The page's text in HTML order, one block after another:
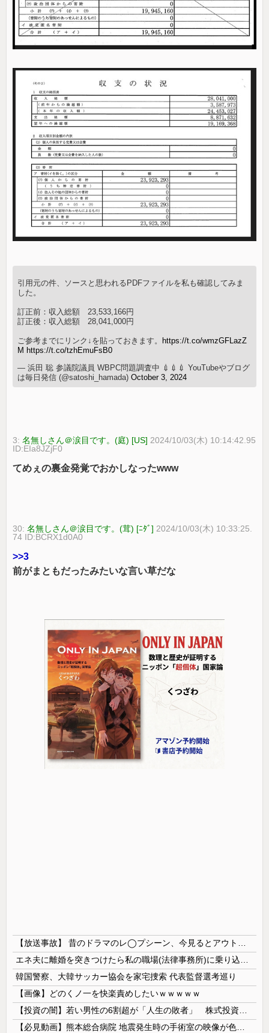
引用元の件、ソースと思われるPDFファイルを私も確認してみま
した。
訂正前：収入総額 23,533,166円
訂正後：収入総額 28,041,000円
ご参考までにリンク↓を貼っておきます。
https://t.co/wmzGFLazZ
M https://t.co/tzhEmuFsB0
— 浜田 聡 参議院議員 WBPC問題調査中 💉💉💉 YouTubeやブログ
は毎日発信 (@satoshi_hamada)October 3, 2024
3:名無しさん＠涙目です。(庭) [US] 2024/10/03(木) 10:14:42.95
ID:EIa8JZjF0
てめぇの裏金発覚でおかしなったwww
30:名無しさん＠涙目です。(茸) [ﾆﾀﾞ] 2024/10/03(木) 10:33:25.
74 ID:BCRX1d0A0
>>3
前がまともだったみたいな言い草だな
韓国警察、大韓サッカー協会を家宅捜索 代表監督選考巡り
【画像】どのくノ一を快楽責めしたいｗｗｗｗｗ